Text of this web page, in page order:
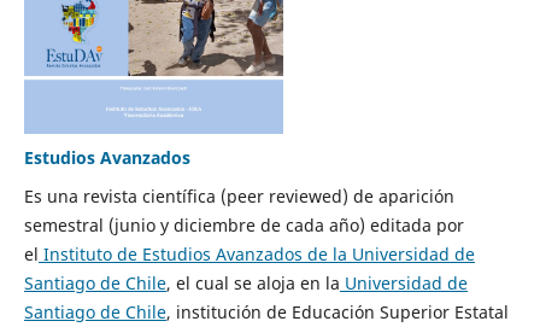
Estudios Avanzados
Es una revista científica (peer reviewed) de aparición
semestral (junio y diciembre de cada año) editada por
el Instituto de Estudios Avanzados de la Universidad de
Santiago de Chile, el cual se aloja en la Universidad de
Santiago de Chile, institución de Educación Superior Estatal